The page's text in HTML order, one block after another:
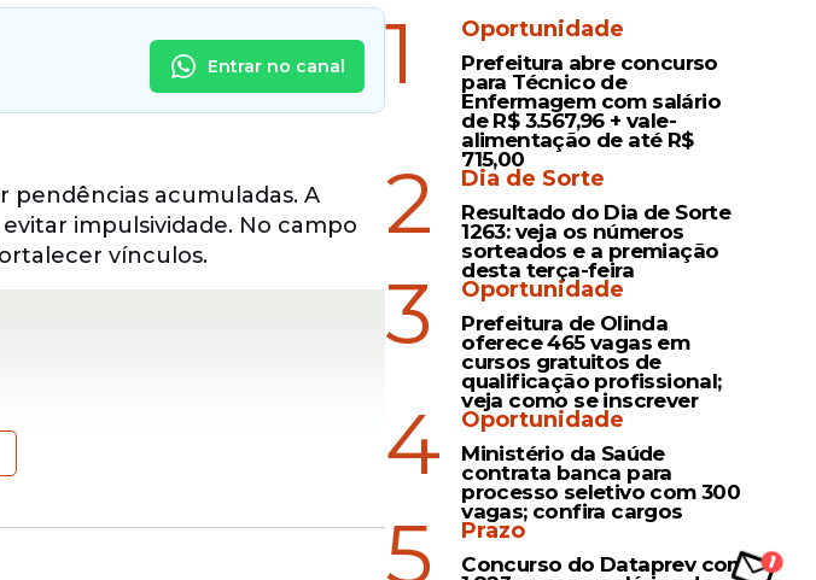
Entrar no canal
pendências acumuladas. A
impulsividade. No campo
vínculos.
1 Oportunidade
Prefeitura abre concurso
para Técnico de
Enfermagem com salário
de R$ 3.567,96 + vale-
alimentação de até R$
715,00
2 Dia de Sorte
Resultado do Dia de Sorte
1263: veja os números
sorteados e a premiação
desta terça-feira
3 Oportunidade
Prefeitura de Olinda
oferece 465 vagas em
cursos gratuitos de
qualificação profissional;
veja como se inscrever
4 Oportunidade
Ministério da Saúde
contrata banca para
processo seletivo com 300
vagas; confira cargos
5 Prazo
Concurso do Dataprev com